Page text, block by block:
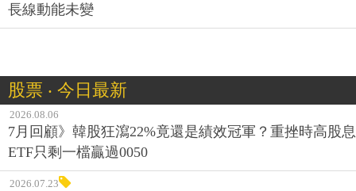
長線動能未變
股票 ‧ 今日最新
2026.08.06
7月回顧》韓股狂瀉22%竟還是績效冠軍？重挫時高股息
ETF只剩一檔贏過0050
2026.07.23